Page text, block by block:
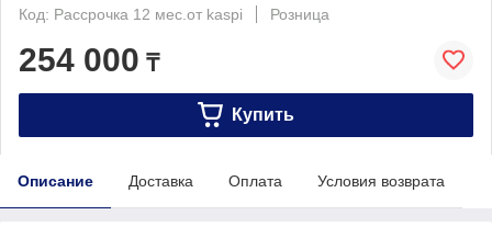
Код: Рассрочка 12 мес.от kaspi
Розница
254 000 ₸
Купить
Описание Доставка Оплата Условия возврата